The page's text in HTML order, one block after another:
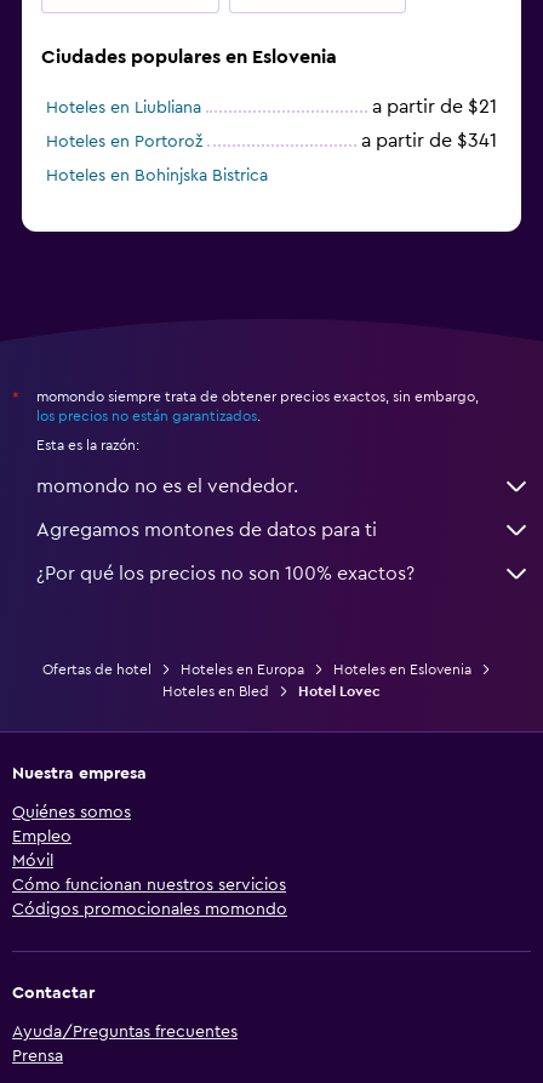
Ciudades populares en Eslovenia
Hoteles en Liubliana a partir de $21
Hoteles en Portorož a partir de $341
Hoteles en Bohinjska Bistrica
*
momondo siempre trata de obtener precios exactos, sin embargo,
los precios no están garantizados
Esta es la razón:
momondo no es el vendedor.
Agregamos montones de datos para ti
¿Por qué los precios no son 100% exactos?
Ofertas de hotel Hoteles en Europa
Hoteles en Eslovenia
Hoteles en Bled
Hotel Lovec
Nuestra empresa
Quiénes somos
Empleo
Móvil
Cómo funcionan nuestros servicios
Códigos promocionales momondo
Contactar
Ayuda/Preguntas frecuentes
Prensa